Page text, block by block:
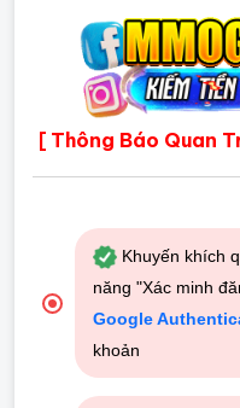
[ Thông Báo Quan
Khuyến khích
năng "Xác minh
Google
khoản